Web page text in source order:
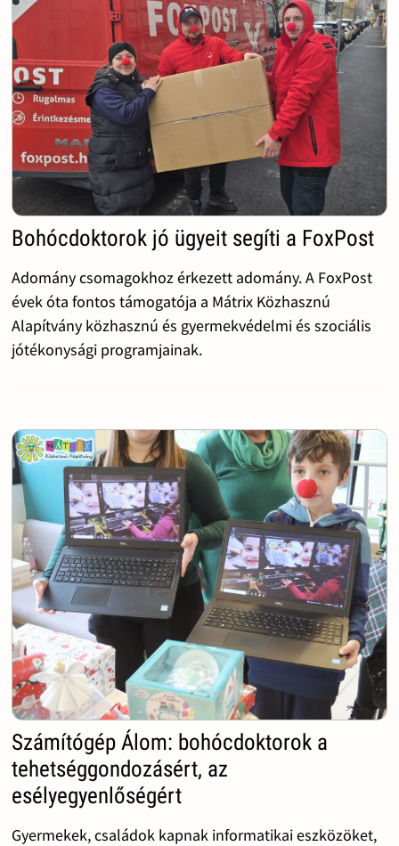
Bohócdoktorok jó ügyeit segíti a FoxPost
Adomány csomagokhoz érkezett adomány. A FoxPost
évek óta fontos támogatója a Mátrix Közhasznú
Alapítvány közhasznú és gyermekvédelmi és szociális
jótékonysági programjainak.
Számítógép Álom: bohócdoktorok a
tehetséggondozásért, az
esélyegyenlőségért
Gyermekek, családok kapnak informatikai eszközöket,